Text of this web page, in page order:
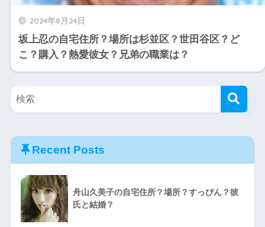
2024年8月24日
坂上忍の自宅住所？場所は杉並区？世田谷区？ど
こ？購入？熱愛彼女？兄弟の職業は？
Recent Posts
舟山久美子の自宅住所？場所？すっぴん？彼
氏と結婚？